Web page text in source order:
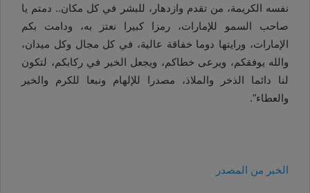
نفسه الكريمة، من تقدم وازدهار، للبشر في كل مكان.. دمتم يا
صاحب السمو للإمارات، رمزا كبيرا نعتز به، ودامت بكم
الإمارات، ورايتها دوما خفاقة عالية، في كل مجال وكل ميدان،
والله يوفقكم، ويرعى خطاكم، ويجعل الخير في ركابكم، لتكون
لنا دائما الذخر والملاذ، مصدرا للإلهام ونبعا للكرم والخير
والعطاء”.
الخبر من المصدر